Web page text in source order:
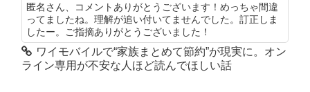
匿名さん、コメントありがとうございます！めっちゃ間違
ってましたね。理解が追い付いてませんでした。訂正しま
したー。ご指摘ありがとうございました！
ワイモバイルで“家族まとめて節約”が現実に。オン
ライン専用が不安な人ほど読んでほしい話